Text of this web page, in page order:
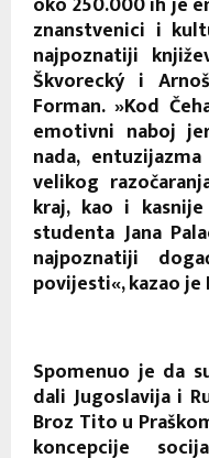
znanstvenici i
najpoznatiji
Škvorecký i
Forman. »Kod
emotivni naboj
nada,
velikog
kraj, kao i
studenta Jana
najpoznatiji
povijesti«, kazao je
Spomenuo je da
dali Jugoslavija i
Broz Tito u
koncepcije